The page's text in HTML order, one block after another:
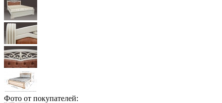
Фото от покупателей: